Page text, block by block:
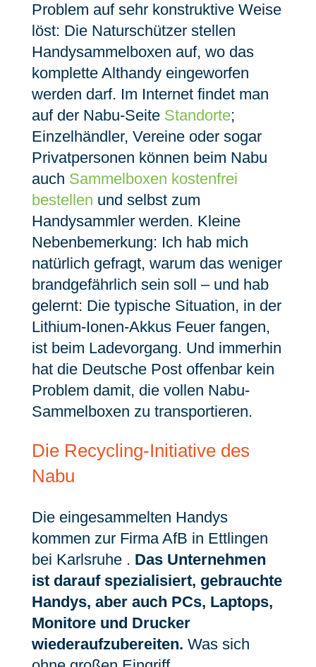
Problem auf sehr konstruktive Weise
löst: Die Naturschützer stellen
Handysammelboxen auf, wo das
komplette Althandy eingeworfen
werden darf. Im Internet findet man
auf der Nabu-Seite Standorte;
Einzelhändler, Vereine oder sogar
Privatpersonen können beim Nabu
auch Sammelboxen kostenfrei
bestellen und selbst zum
Handysammler werden. Kleine
Nebenbemerkung: Ich hab mich
natürlich gefragt, warum das weniger
brandgefährlich sein soll – und hab
gelernt: Die typische Situation, in der
Lithium-Ionen-Akkus Feuer fangen,
ist beim Ladevorgang. Und immerhin
hat die Deutsche Post offenbar kein
Problem damit, die vollen Nabu-
Sammelboxen zu transportieren.
Die Recycling-Initiative des
Nabu
Die eingesammelten Handys
kommen zur Firma AfB in Ettlingen
bei Karlsruhe . Das Unternehmen
ist darauf spezialisiert, gebrauchte
Handys, aber auch PCs, Laptops,
Monitore und Drucker
wiederaufzubereiten. Was sich